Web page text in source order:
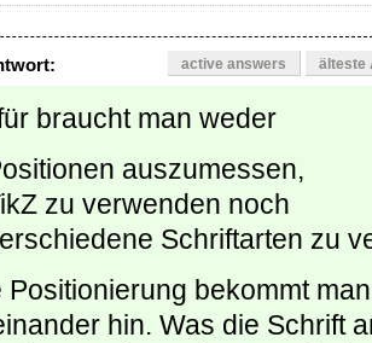
active answers älteste
braucht man weder
auszumessen,
zu verwenden noch
Schriftarten zu
Positionierung bekommt
hin. Was die Schrift